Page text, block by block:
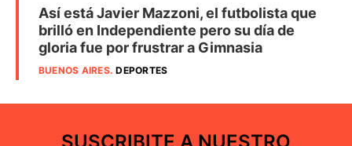
Así está Javier Mazzoni, el futbolista que
brilló en Independiente pero su día de
gloria fue por frustrar a Gimnasia
BUENOS AIRES.DEPORTES
SUSCRIBITE A NUESTRO